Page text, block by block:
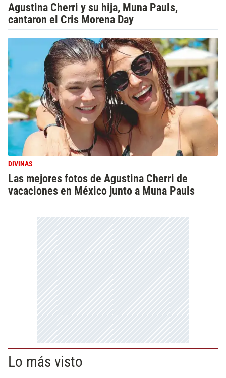
Agustina Cherri y su hija, Muna Pauls,
cantaron el Cris Morena Day
DIVINAS
Las mejores fotos de Agustina Cherri de
vacaciones en México junto a Muna Pauls
Lo más visto